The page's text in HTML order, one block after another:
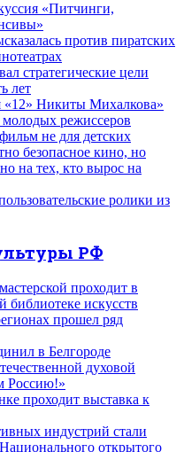
«Питчинги,
против пиратских
стратегические цели
лет
«12» Никиты Михалкова»
режиссеров
не для детских
безопасное кино, но
на тех, кто вырос на
ролики из
РФ
проходит в
библиотеке искусств
прошел ряд
в Белгороде
духовой
Россию!»
проходит выставка к
индустрий стали
открытого